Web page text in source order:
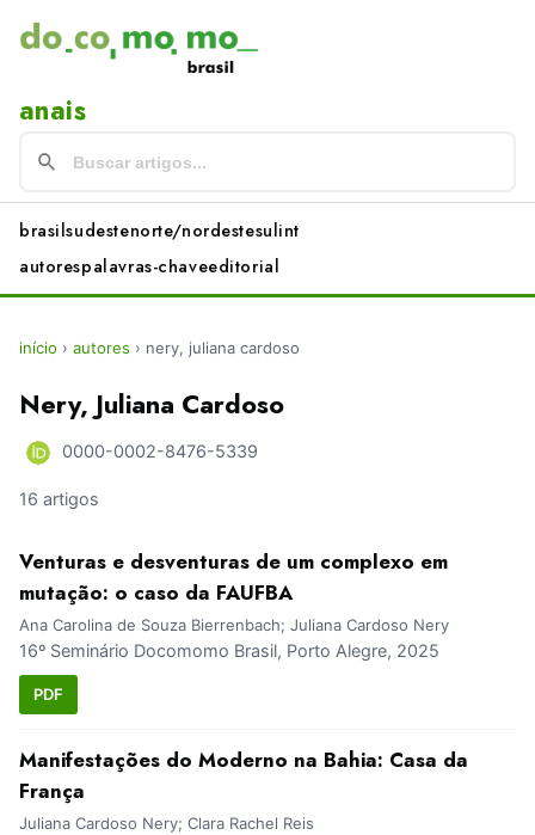
anais
brasilsudestenorte/nordestesulint
autorespalavras-chaveeditorial
início › autores › nery, juliana cardoso
Nery, Juliana Cardoso
0000-0002-8476-5339
16 artigos
Venturas e desventuras de um complexo em
mutação: o caso da FAUFBA
Ana Carolina de Souza Bierrenbach; Juliana Cardoso Nery
16º Seminário Docomomo Brasil, Porto Alegre, 2025
PDF
Manifestações do Moderno na Bahia: Casa da
França
Juliana Cardoso Nery; Clara Rachel Reis